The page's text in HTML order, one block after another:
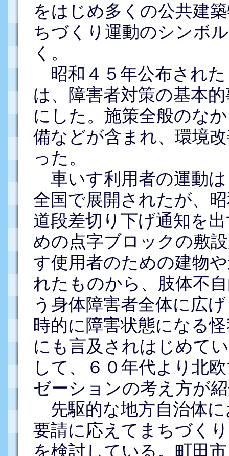
をはじめ多くの公共建
ちづくり運動のシンボ
く。
昭和４５年公布された
は、障害者対策の基本
にした。施策全般のな
備などが含まれ、環境
った。
車いす利用者の運動
全国で展開されたが、
道段差切り下げ通知を
めの点字ブロックの敷
す使用者のための建物
れたものから、肢体不
う身体障害者全体に広
時的に障害状態になる
にも言及されはじめて
して、６０年代より北
ゼーションの考え方が
先駆的な地方自治体
要請に応えてまちづく
を検討している。町田